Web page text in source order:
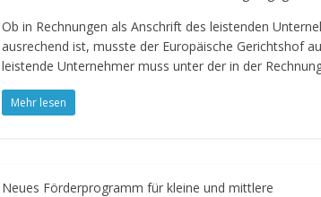
Ob in Rechnungen als Anschrift des leistenden
ausrechend ist, musste der Europäische Gerichtshof
leistende Unternehmer muss unter der in der
Mehr lesen
Neues Förderprogramm für kleine und mittlere